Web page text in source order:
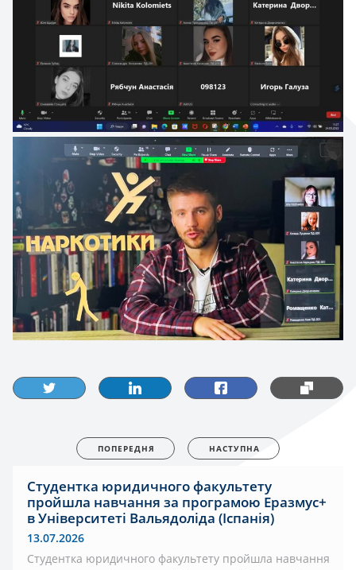
ПОПЕРЕДНЯ НАСТУПНА
Студентка юридичного факультету
пройшла навчання за програмою Еразмус+
в Університеті Вальядоліда (Іспанія)
13.07.2026
Студентка юридичного факультету пройшла навчання